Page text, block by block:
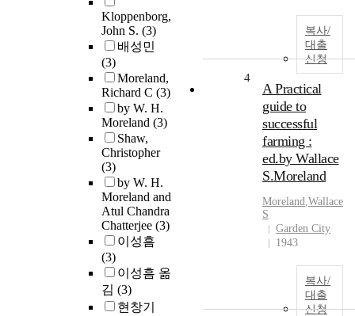
Kloppenborg,
John S. (3)
배성민
(3)
Moreland,
Richard C (3)
by W. H.
Moreland (3)
Shaw,
Christopher
(3)
by W. H.
Moreland and
Atul Chandra
Chatterjee (3)
이성흠
(3)
이성흠 옮
김 (3)
현창기
복사/
대출
신청
4
A Practical
guide to
successful
farming :
ed.by Wallace
S.Moreland
Moreland,Wallace
S
Garden City
1943
복사/
대출
신청